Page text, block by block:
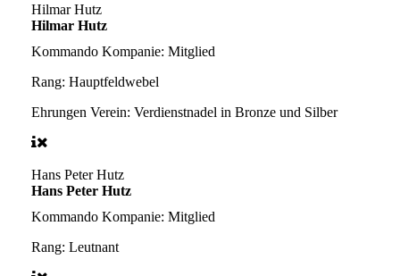
Hilmar Hutz
Hilmar Hutz
Kommando Kompanie: Mitglied
Rang: Hauptfeldwebel
Ehrungen Verein: Verdienstnadel in Bronze und Silber
Hans Peter Hutz
Hans Peter Hutz
Kommando Kompanie: Mitglied
Rang: Leutnant